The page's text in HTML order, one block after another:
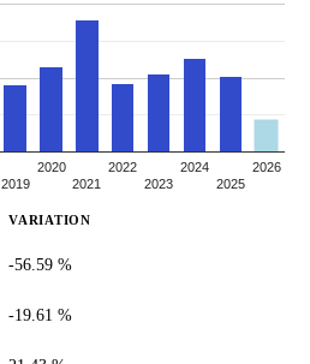
2019
2020
2021
2022
2023
2024
2025
2026
VARIATION
-56.59 %
-19.61 %